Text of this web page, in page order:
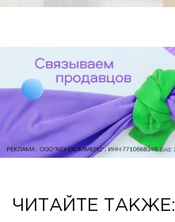
ЧИТАЙТЕ ТАКЖЕ: